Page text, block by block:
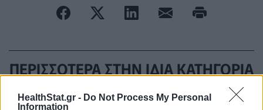
HealthStat.gr - Do Not Process My Personal
Information
ΠΕΡΙΣΣΟΤΕΡΑ ΣΤΗΝ ΙΔΙΑ ΚΑΤΗΓΟΡΙΑ